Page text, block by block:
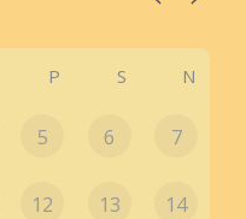
P S N
5 6 7
12 13 14